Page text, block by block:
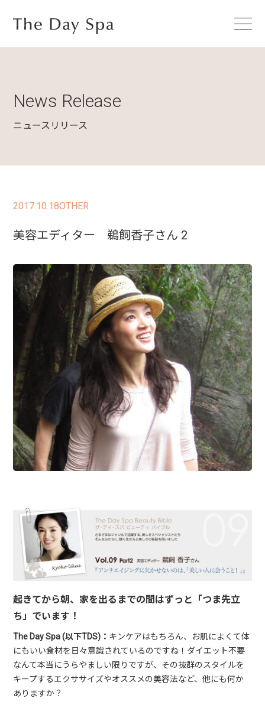
News Release
ニュースリリース
2017.10.18OTHER
美容エディター 鵜飼香子さん 2
起きてから朝、家を出るまでの間はずっと「つま先立
ち」でいます！
The Day Spa (以下TDS)： キンケアはもちろん、お肌によくて体
にもいい食材を日々意識されているのですね！ダイエット不要
なんて本当にうらやましい限りですが、その抜群のスタイルを
キープするエクササイズやオススメの美容法など、他にも何か
ありますか？